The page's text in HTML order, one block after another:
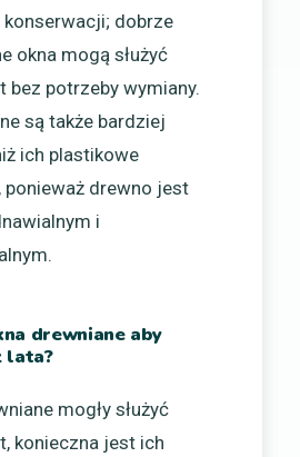
dobrze
okna mogą służyć
bez potrzeby wymiany.
są także bardziej
ich plastikowe
ponieważ drewno jest
i
drewniane aby
lata?
mogły służyć
konieczna jest ich